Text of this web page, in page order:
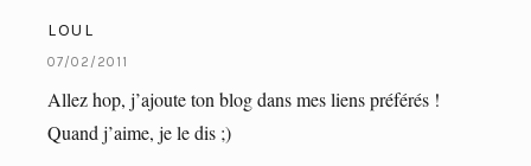
LOUL
07/02/2011
Allez hop, j’ajoute ton blog dans mes liens préférés !
Quand j’aime, je le dis ;)